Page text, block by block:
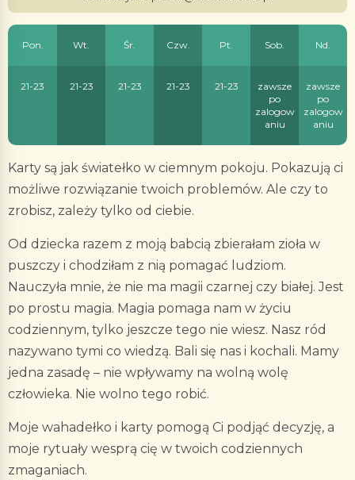
Pon. Wt. Śr. Czw. Pt. Sob. Nd.
21-23 21-23 21-23 21-23 21-23
zawsze
po
zalogow
aniu
zawsze
po
zalogow
aniu
Karty są jak światełko w ciemnym pokoju. Pokazują ci
możliwe rozwiązanie twoich problemów. Ale czy to
zrobisz, zależy tylko od ciebie.
Od dziecka razem z moją babcią zbierałam zioła w
puszczy i chodziłam z nią pomagać ludziom.
Nauczyła mnie, że nie ma magii czarnej czy białej. Jest
po prostu magia. Magia pomaga nam w życiu
codziennym, tylko jeszcze tego nie wiesz. Nasz ród
nazywano tymi co wiedzą. Bali się nas i kochali. Mamy
jedna zasadę – nie wpływamy na wolną wolę
człowieka. Nie wolno tego robić.
Moje wahadełko i karty pomogą Ci podjąć decyzję, a
moje rytuały wesprą cię w twoich codziennych
zmaganiach.